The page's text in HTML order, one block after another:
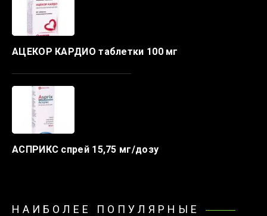
АЦЕКОР КАРДИО таблетки 100 мг
АСПРИКС спрей 15,75 мг/дозу
НАИБОЛЕЕ ПОПУЛЯРНЫЕ